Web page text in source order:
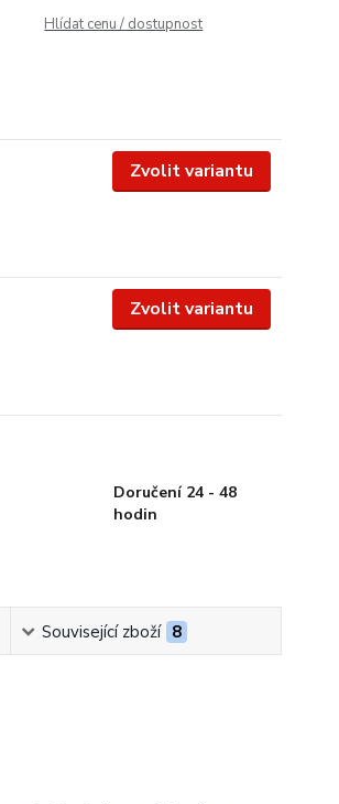
Hlídat cenu / dostupnost
Zvolit variantu
Zvolit variantu
Doručení 24 - 48
hodin
Související zboží 8